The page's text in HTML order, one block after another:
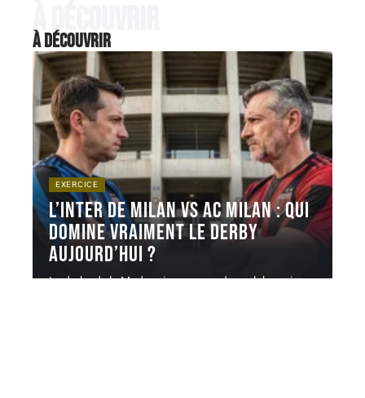
À découvrir
À découvrir
EXERCICE
L’inter de milan vs ac milan : qui
domine vraiment le derby
aujourd’hui ?
Le derby de la Madonnina oppose deux clubs qui